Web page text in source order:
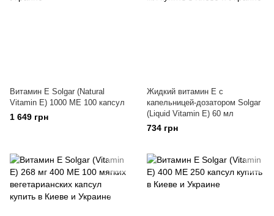
Витамин Е Solgar (Natural
Vitamin E) 1000 МЕ 100 капсул
1 649 грн
Жидкий витамин Е с
капельницей-дозатором Solgar
(Liquid Vitamin E) 60 мл
734 грн